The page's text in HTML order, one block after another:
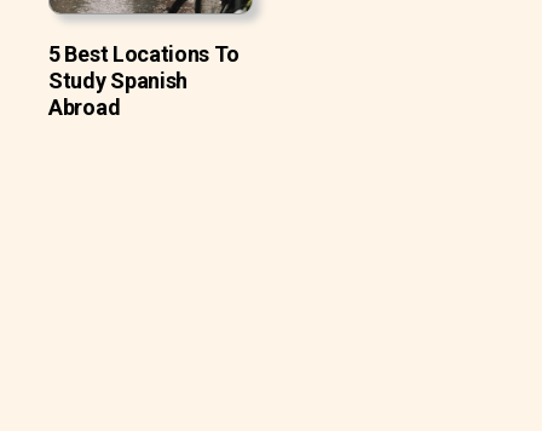
5 Best Locations To
Study Spanish
Abroad